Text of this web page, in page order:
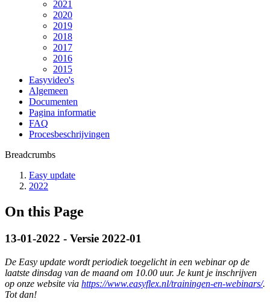
2021
2020
2019
2018
2017
2016
2015
Easyvideo's
Algemeen
Documenten
Pagina informatie
FAQ
Procesbeschrijvingen
Breadcrumbs
Easy update
2022
On this Page
13-01-2022 - Versie 2022-01
De Easy update wordt periodiek toegelicht in een webinar op de
laatste dinsdag van de maand om 10.00 uur. Je kunt je inschrijven
op onze website via https://www.easyflex.nl/trainingen-en-webinars/.
Tot dan!